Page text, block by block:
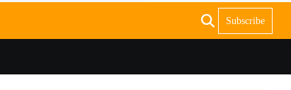
Subscribe